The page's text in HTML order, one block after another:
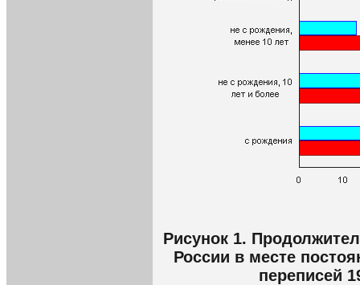
Рисунок 1.
России в месте
переписей